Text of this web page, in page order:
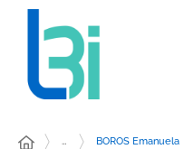
… BOROS Emanuela